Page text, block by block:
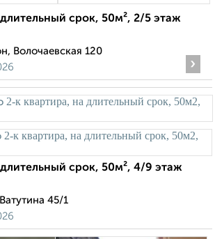
срок, 50м², 2/5 этаж
Волочаевская 120
›
срок, 50м², 4/9 этаж
45/1